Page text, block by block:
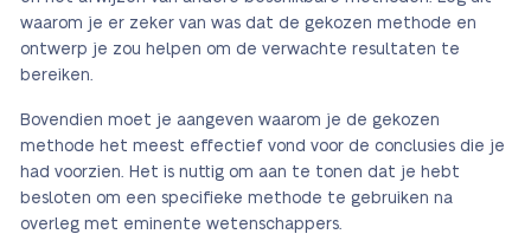
waarom je er zeker van was dat de gekozen methode en
ontwerp je zou helpen om de verwachte resultaten te
bereiken.
Bovendien moet je aangeven waarom je de gekozen
methode het meest effectief vond voor de conclusies die je
had voorzien. Het is nuttig om aan te tonen dat je hebt
besloten om een specifieke methode te gebruiken na
overleg met eminente wetenschappers.